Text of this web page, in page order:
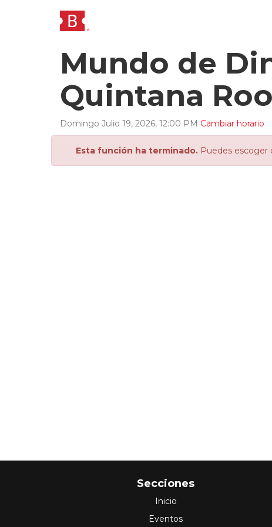
Mundo de
Quintana
Domingo Julio 19, 2026, 12:00 PM Cambiar horario
Esta función ha terminado. Puedes escoger
Secciones
Inicio
Eventos